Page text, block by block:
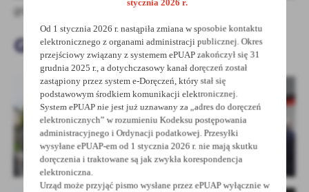
gratulacje i życzenia mieszkańcom.
Galeria zdjęć
Od 1 stycznia 2026 r. nastąpiła zmiana w sposobie kontaktu
elektronicznego z organami administracji publicznej. Okres
przejściowy związany z systemem ePUAP zakończył się 31
grudnia 2025 r., a dotychczasowy kanał doręczeń został
zastąpiony przez system e-Doręczeń, który stał się
podstawowym środkiem komunikacji elektronicznej.
System ePUAP nie jest już uznawany za „adres do doręczeń
elektronicznych” w rozumieniu Kodeksu postępowania
administracyjnego i Ordynacji podatkowej. Przesyłki
wysyłane ePUAP-em od 1 stycznia 2026 r. nie mają skutku
doręczenia i traktowane są jak zwykła korespondencja
elektroniczna.
Urząd może przyjąć pismo wysłane przez ePUAP wyłącznie w